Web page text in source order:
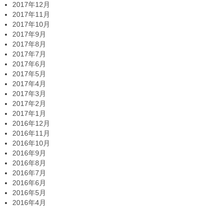
2017年12月
2017年11月
2017年10月
2017年9月
2017年8月
2017年7月
2017年6月
2017年5月
2017年4月
2017年3月
2017年2月
2017年1月
2016年12月
2016年11月
2016年10月
2016年9月
2016年8月
2016年7月
2016年6月
2016年5月
2016年4月